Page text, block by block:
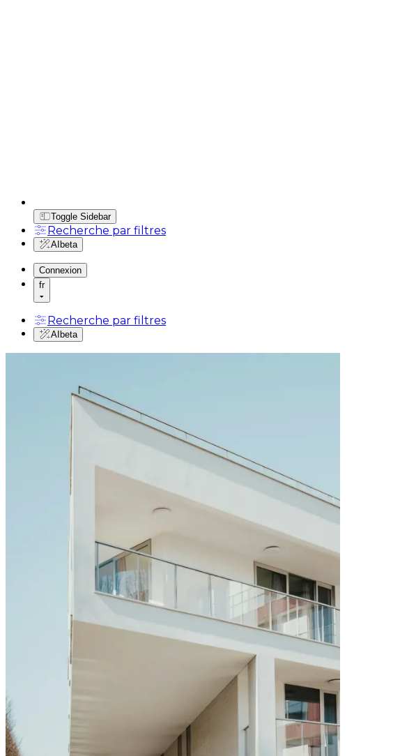
Toggle Sidebar
Recherche par filtres
AI beta
Connexion
fr
Recherche par filtres
AI beta